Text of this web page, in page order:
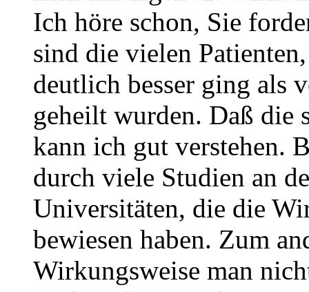
Ich höre schon, Sie
sind die vielen
deutlich besser ging als
geheilt wurden. Daß die
kann ich gut verstehen.
durch viele Studien an
Universitäten, die die
bewiesen haben. Zum
Wirkungsweise man